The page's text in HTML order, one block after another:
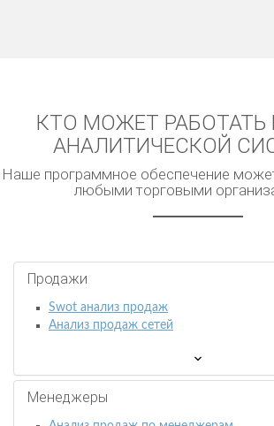
КТО МОЖЕТ РАБОТАТЬ
АНАЛИТИЧЕСКОЙ
Наше программное обеспечение
любыми торговыми
Продажи
Swot анализ продаж
Анализ продаж сетей
Менеджеры